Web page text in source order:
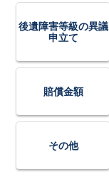
後遺障害等級の異議
申立て
賠償金額
その他